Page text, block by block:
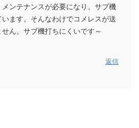
ンテナンスが必要になり、サブ機
います。そんなわけでコメレスが送
ん。サブ機打ちにくいです～
返信